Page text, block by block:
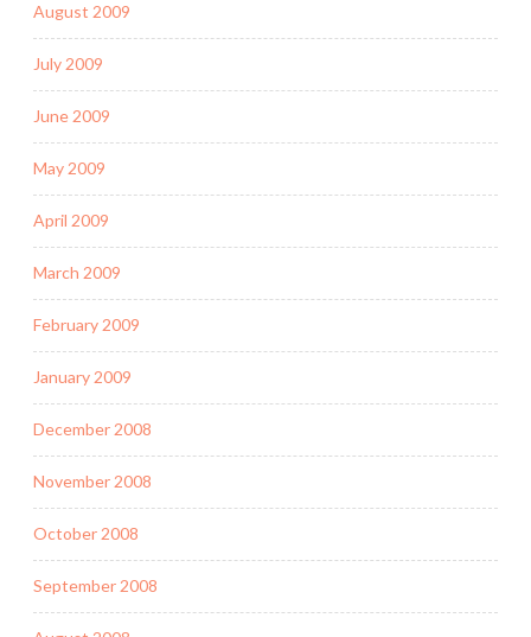
August 2009
July 2009
June 2009
May 2009
April 2009
March 2009
February 2009
January 2009
December 2008
November 2008
October 2008
September 2008